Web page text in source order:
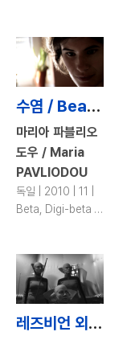
수염 / Bearded Man
마리아 파블리오
도우 / Maria
PAVLIODOU
독일 | 2010 | 11 |
Beta, Digi-beta |
레즈비언 외계인의 동족 찾기 / Codependent Lesbian Space Alien Seeks Same